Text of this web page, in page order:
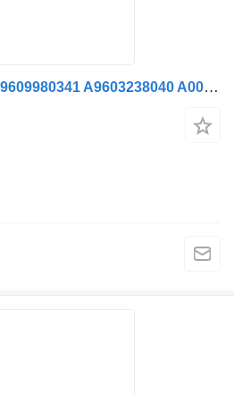
Bump Stop Axa Față A9609980341 A9603238040 A0009983041 atsperes paliktnis paredzēts Mercedes-Benz A9609980341 A9603238040 A0009983041 kravas automašīnas